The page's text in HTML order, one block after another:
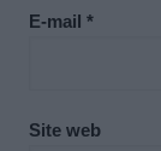
E-mail *
Site web